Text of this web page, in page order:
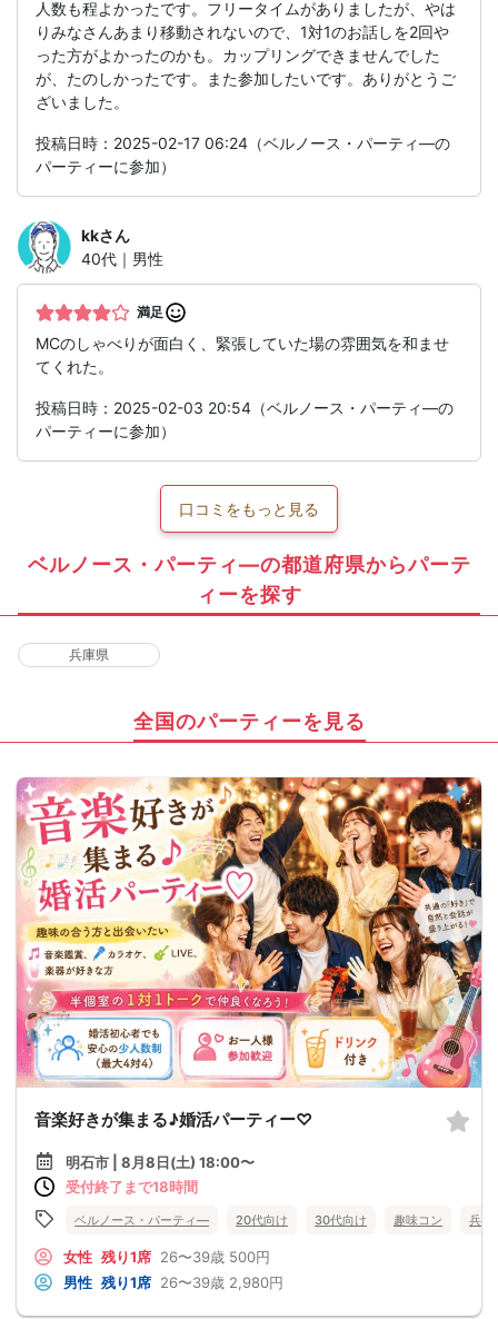
人数も程よかったです。フリータイムがありましたが、やは
りみなさんあまり移動されないので、1対1のお話しを2回や
った方がよかったのかも。カップリングできませんでした
が、たのしかったです。また参加したいです。ありがとうご
ざいました。
投稿日時：2025-02-17 06:24（ベルノース・パーティ―の
パーティーに参加）
kkさん
40代｜男性
満足
MCのしゃべりが面白く、緊張していた場の雰囲気を和ませ
てくれた。
投稿日時：2025-02-03 20:54（ベルノース・パーティ―の
パーティーに参加）
口コミをもっと見る
ベルノース・パーティ―の都道府県からパーテ
ィーを探す
兵庫県
全国のパーティーを見る
音楽好きが集まる♪婚活パーティー♡
明石市 | 8月8日(土) 18:00〜
受付終了まで18時間
ベルノース・パーティ― 20代向け 30代向け 趣味コン 兵庫
女性 残り1席 26〜39歳 500円
男性 残り1席 26〜39歳 2,980円